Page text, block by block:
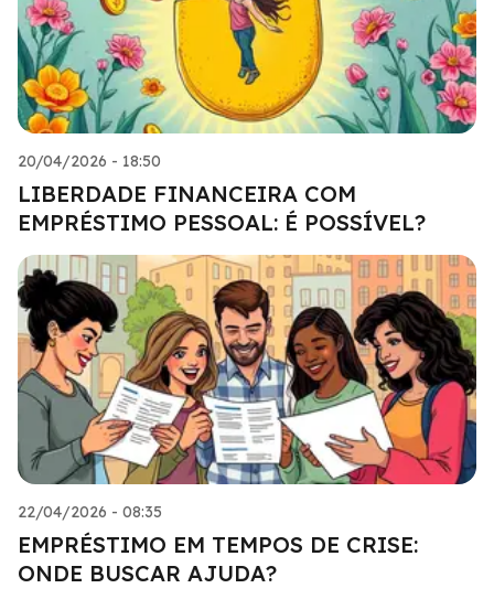
20/04/2026 - 18:50
LIBERDADE FINANCEIRA COM
EMPRÉSTIMO PESSOAL: É POSSÍVEL?
22/04/2026 - 08:35
EMPRÉSTIMO EM TEMPOS DE CRISE:
ONDE BUSCAR AJUDA?